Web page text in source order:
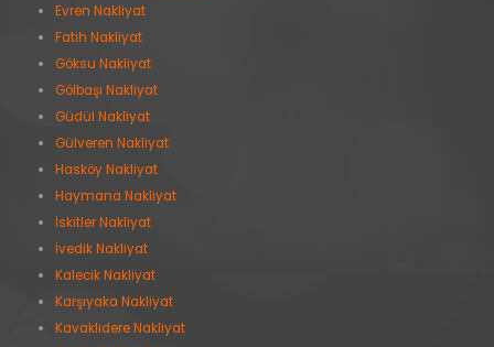
Evren Nakliyat
Fatih Nakliyat
Göksu Nakliyat
Gölbaşı Nakliyat
Güdül Nakliyat
Gülveren Nakliyat
Hasköy Nakliyat
Haymana Nakliyat
İskitler Nakliyat
İvedik Nakliyat
Kalecik Nakliyat
Karşıyaka Nakliyat
Kavaklıdere Nakliyat